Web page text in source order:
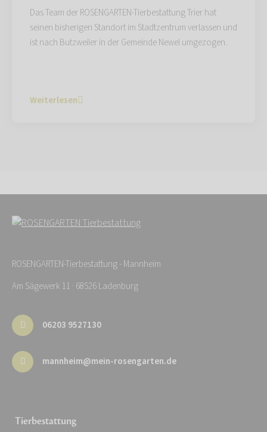
Das Team der ROSENGARTEN-Tierbestattung Trier hat
seinen bisherigen Standort im Stadtzentrum verlassen und
ist nach Butzweiler in der Gemeinde Newel umgezogen.
Weiterlesen
ROSENGARTEN-Tierbestattung - Mannheim
Am Sägewerk 11 · 68526 Ladenburg
06203 9527130
mannheim@mein-rosengarten.de
Tierbestattung